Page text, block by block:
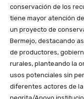
conservación de los
tiene mayor atención
un proyecto de
Bermejo, destacando
de productores,
rurales, planteando la
usos potenciales sin
diferentes actores de